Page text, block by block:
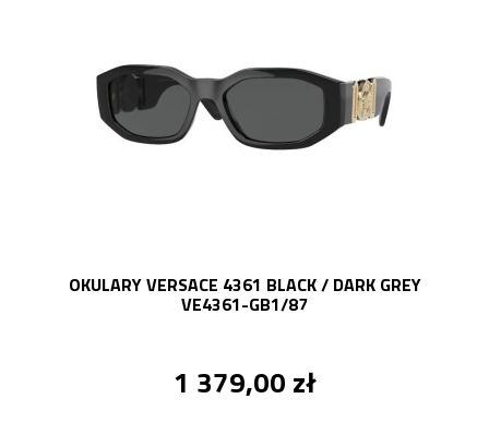
OKULARY VERSACE 4361 BLACK / DARK GREY
VE4361-GB1/87
1 379,00 zł